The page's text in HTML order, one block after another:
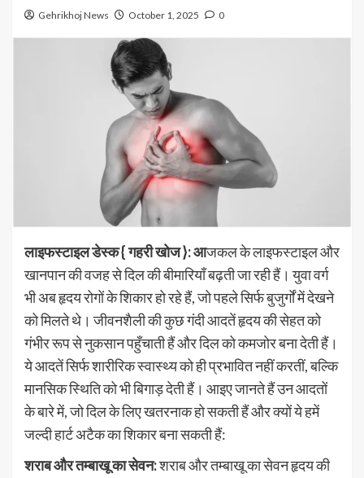
Gehrikhoj News October 1, 2025 0
लाइफस्टाइल डेस्क { गहरी खोज }: आजकल के लाइफस्टाइल और
खानपान की वजह से दिल की बीमारियाँ बढ़ती जा रही हैं। युवा वर्ग
भी अब हृदय रोगों के शिकार हो रहे हैं, जो पहले सिर्फ बुजुर्गों में देखने
को मिलते थे। जीवनशैली की कुछ गंदी आदतें हृदय की सेहत को
गंभीर रूप से नुकसान पहुँचाती हैं और दिल को कमजोर बना देती हैं।
ये आदतें सिर्फ शारीरिक स्वास्थ्य को ही प्रभावित नहीं करतीं, बल्कि
मानसिक स्थिति को भी बिगाड़ देती हैं। आइए जानते हैं उन आदतों
के बारे में, जो दिल के लिए खतरनाक हो सकती हैं और क्यों ये हमें
जल्दी हार्ट अटैक का शिकार बना सकती हैं:
शराब और तम्बाखू का सेवन:शराब और तम्बाखू का सेवन हृदय की